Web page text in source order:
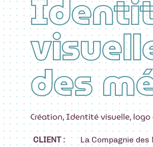
des
Création,Identité visuelle,logo
CLIENT :
La Compagnie